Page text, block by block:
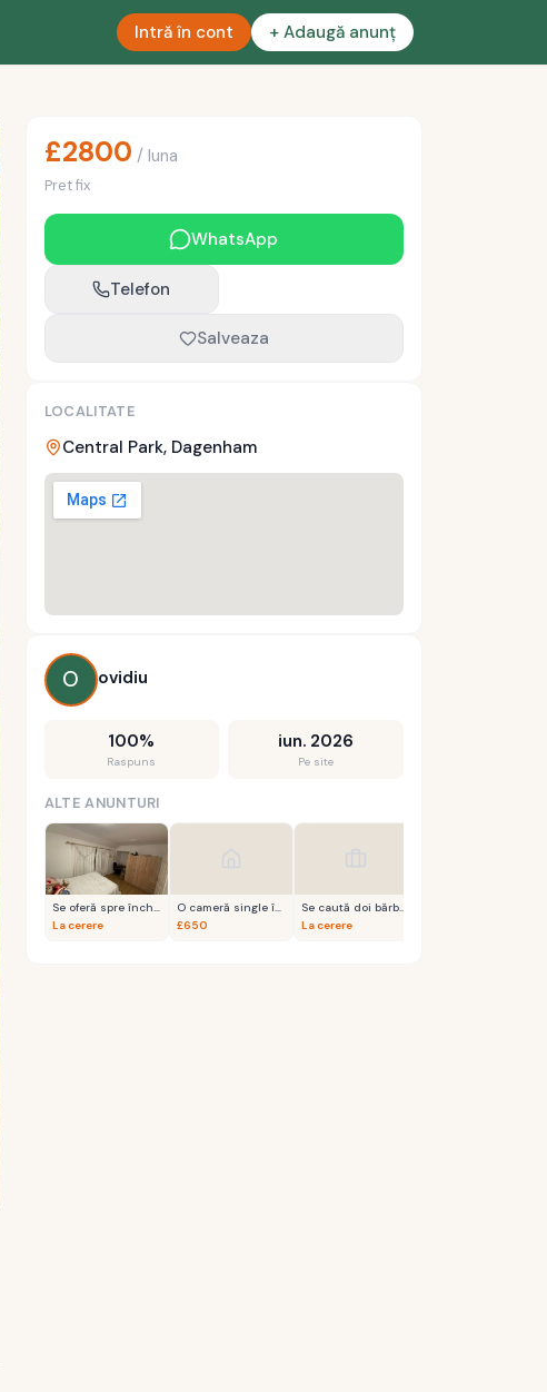
Intră în cont + Adaugă anunț
£2800 / luna
Pret fix
WhatsApp
Telefon
Salveaza
LOCALITATE
Central Park, Dagenham
O ovidiu
100%
Raspuns
iun. 2026
Pe site
ALTE ANUNTURI
Se oferă spre închiriere o cameră dublă
La cerere
O cameră single în zona Barkingside
£650
Se caută doi bărbați pentru a efectua lucrări de tencuială
La cerere